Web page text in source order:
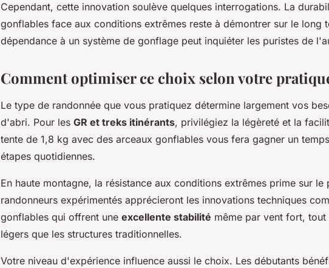
Cependant, cette innovation soulève quelques interrogations. La
gonflables face aux conditions extrêmes reste à démontrer sur le long
dépendance à un système de gonflage peut inquiéter les puristes de
Comment optimiser ce choix selon votre
Le type de randonnée que vous pratiquez détermine largement vos
d'abri. Pour les GR et treks itinérants, privilégiez la légèreté et la
tente de 1,8 kg avec des arceaux gonflables vous fera gagner un
étapes quotidiennes.
En haute montagne, la résistance aux conditions extrêmes prime sur le
randonneurs expérimentés apprécieront les innovations techniques
gonflables qui offrent une excellente stabilité même par vent fort, tout
légers que les structures traditionnelles.
Votre niveau d'expérience influence aussi le choix. Les débutants